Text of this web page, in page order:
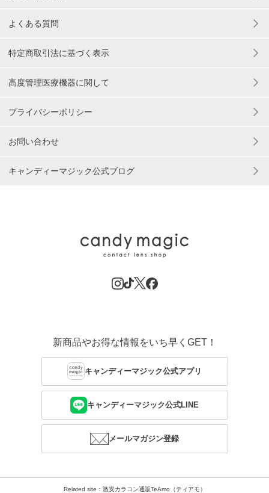
よくある質問
特定商取引法に基づく表示
高度管理医療機器に関して
プライバシーポリシー
お問い合わせ
キャンディーマジック公式ブログ
新商品やお得な情報をいち早くGET！
キャンディーマジック公式アプリ
キャンディーマジック公式LINE
メールマガジン登録
Related site：激安カラコン通販TeAmo（ティアモ）